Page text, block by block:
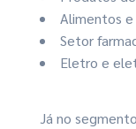
Alimentos e
Setor
Eletro e
Já no